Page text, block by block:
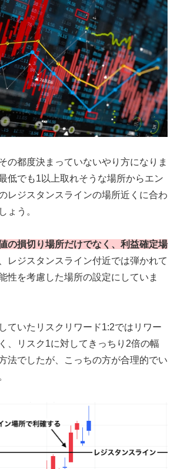
の都度決まっていないやり方になりま
低でも1以上取れそうな場所からエン
レジスタンスラインの場所近くに合わ
ょう。
の損切り場所だけでなく、利益確定場
、レジスタンスライン付近では弾かれて
性を考慮した場所の設定にしていま
ていたリスクリワード1:2ではリワー
、リスク1に対してきっちり2倍の幅
法でしたが、こっちの方が合理的でい